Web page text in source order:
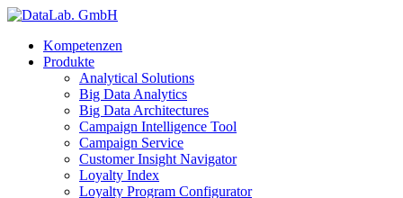
Kompetenzen
Produkte
Analytical Solutions
Big Data Analytics
Big Data Architectures
Campaign Intelligence Tool
Campaign Service
Customer Insight Navigator
Loyalty Index
Loyalty Program Configurator